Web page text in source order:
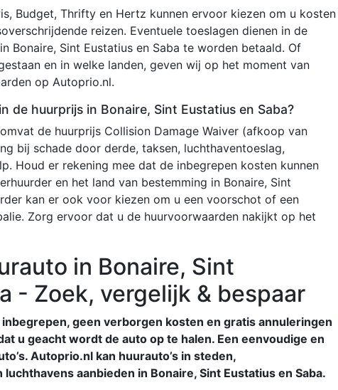
Budget, Thrifty en Hertz kunnen ervoor kiezen om u kosten
reizen. Eventuele toeslagen dienen in de
Bonaire, Sint Eustatius en Saba te worden betaald. Of
en in welke landen, geven wij op het moment van
op Autoprio.nl.
de huurprijs in Bonaire, Sint Eustatius en Saba?
de huurprijs Collision Damage Waiver (afkoop van
bij schade door derde, taksen, luchthaventoeslag,
Houd er rekening mee dat de inbegrepen kosten kunnen
en het land van bestemming in Bonaire, Sint
kan er ook voor kiezen om u een voorschot of een
Zorg ervoor dat u de huurvoorwaarden nakijkt op het
in Bonaire, Sint
- Zoek, vergelijk & bespaar
geen verborgen kosten en gratis annuleringen
u geacht wordt de auto op te halen. Een eenvoudige en
Autoprio.nl kan huurauto’s in steden,
aanbieden in Bonaire, Sint Eustatius en Saba.